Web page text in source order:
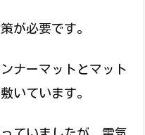
が必要です。
ナーマットとマット
いています。